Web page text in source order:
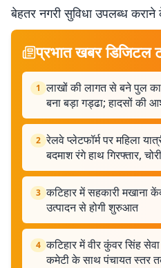
बेहतर नगरी सुविधा उपलब्ध कराने
प्रभात खबर डिजिटल
1 लाखों की लागत से बने पुल का
बना बड़ा गड्ढा; हादसों की
2 रेलवे प्लेटफॉर्म पर महिला
बदमाश रंगे हाथ गिरफ्तार,
3 कटिहार में सहकारी मखाना
उत्पादन से होगी शुरुआत
4 कटिहार में वीर कुंवर सिंह
कमेटी के साथ पंचायत स्तर